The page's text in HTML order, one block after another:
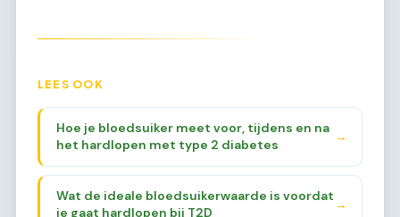
LEES OOK
Hoe je bloedsuiker meet voor, tijdens en na
het hardlopen met type 2 diabetes
→
Wat de ideale bloedsuikerwaarde is voordat
je gaat hardlopen bij T2D
→